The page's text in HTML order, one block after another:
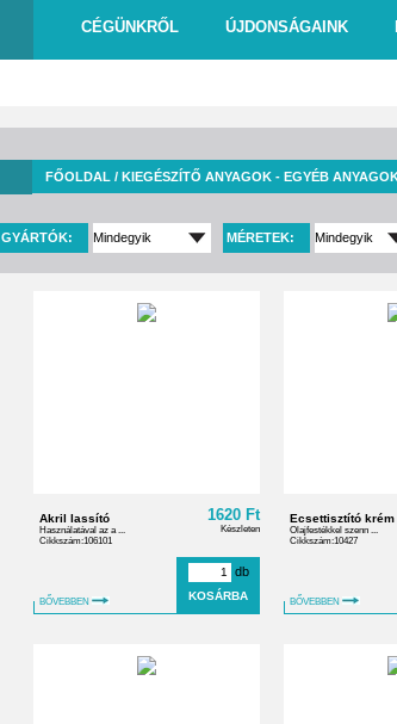
CÉGÜNKRŐL ÚJDONSÁGAINK
FŐOLDAL / KIEGÉSZÍTŐ ANYAGOK - EGYÉB
GYÁRTÓK: MÉRETEK:
Akril lassító
Használatával az a ...
Cikkszám:106101
BŐVEBBEN
1620 Ft
Készleten
db
Ecsettisztító krém
Olajfestékkel szenn ...
Cikkszám:10427
BŐVEBBEN